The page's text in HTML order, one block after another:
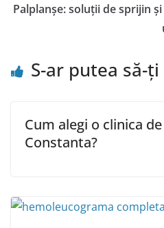
Palplanșe: soluții de sprijin
S-ar putea să-
Cum alegi o clinica
Constanta?